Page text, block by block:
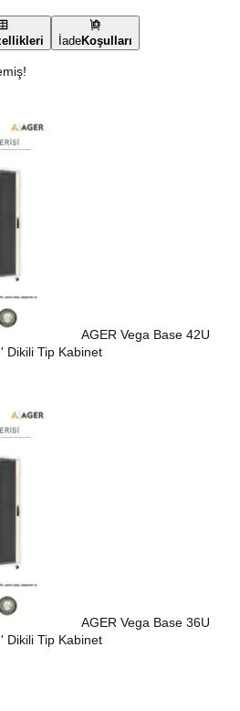
İadeKoşulları
AGER Vega Base 42U
Dikili Tip Kabinet
AGER Vega Base 36U
Dikili Tip Kabinet